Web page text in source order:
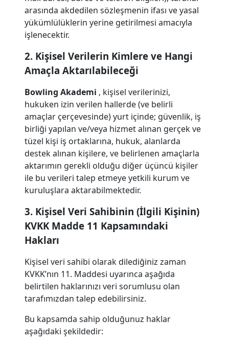
arasında akdedilen sözleşmenin ifası ve yasal
yükümlülüklerin yerine getirilmesi amacıyla
işlenecektir.
2. Kişisel Verilerin Kimlere ve Hangi
Amaçla Aktarılabileceği
Bowling Akademi , kişisel verilerinizi,
hukuken izin verilen hallerde (ve belirli
amaçlar çerçevesinde) yurt içinde; güvenlik, iş
birliği yapılan ve/veya hizmet alınan gerçek ve
tüzel kişi iş ortaklarına, hukuk, alanlarda
destek alınan kişilere, ve belirlenen amaçlarla
aktarımın gerekli olduğu diğer üçüncü kişiler
ile bu verileri talep etmeye yetkili kurum ve
kuruluşlara aktarabilmektedir.
3. Kişisel Veri Sahibinin (İlgili Kişinin)
KVKK Madde 11 Kapsamındaki
Hakları
Kişisel veri sahibi olarak dilediğiniz zaman
KVKK’nın 11. Maddesi uyarınca aşağıda
belirtilen haklarınızı veri sorumlusu olan
tarafımızdan talep edebilirsiniz.
Bu kapsamda sahip olduğunuz haklar
aşağıdaki şekildedir: